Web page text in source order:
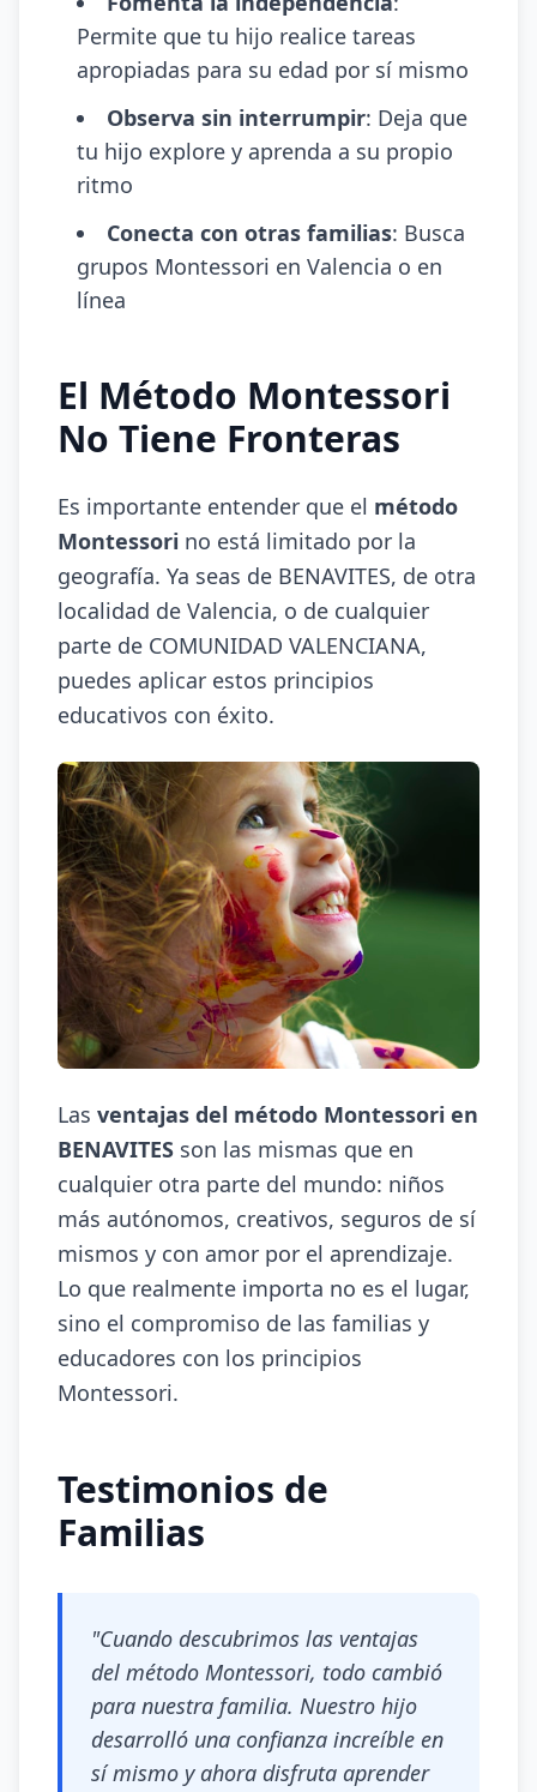
Permite que tu hijo realice tareas
apropiadas para su edad por sí mismo
Observa sin interrumpir: Deja que
tu hijo explore y aprenda a su propio
ritmo
Conecta con otras familias: Busca
grupos Montessori en Valencia o en
línea
El Método Montessori
No Tiene Fronteras
Es importante entender que el método
Montessori no está limitado por la
geografía. Ya seas de BENAVITES, de otra
localidad de Valencia, o de cualquier
parte de COMUNIDAD VALENCIANA,
puedes aplicar estos principios
educativos con éxito.
Las ventajas del método Montessori en
BENAVITES son las mismas que en
cualquier otra parte del mundo: niños
más autónomos, creativos, seguros de sí
mismos y con amor por el aprendizaje.
Lo que realmente importa no es el lugar,
sino el compromiso de las familias y
educadores con los principios
Montessori.
Testimonios de
Familias
"Cuando descubrimos las ventajas
del método Montessori, todo cambió
para nuestra familia. Nuestro hijo
desarrolló una confianza increíble en
sí mismo y ahora disfruta aprender